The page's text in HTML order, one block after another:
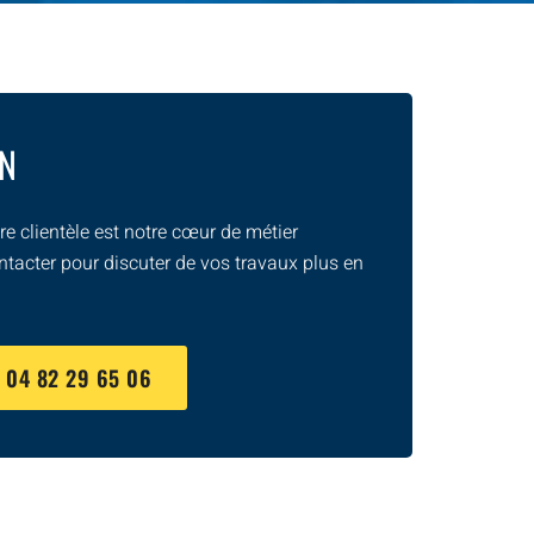
clientèle est notre cœur de métier
pour discuter de vos travaux plus en
04 82 29 65 06